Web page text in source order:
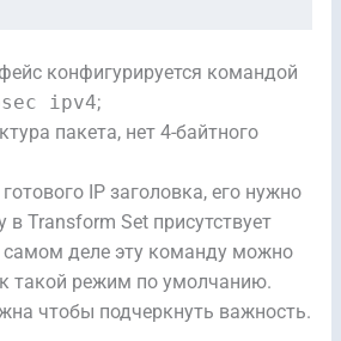
конфигурируется командой
ipv4;
пакета, нет 4-байтного
IP заголовка, его нужно
Transform Set присутствует
самом деле эту команду можно
такой режим по умолчанию.
чтобы подчеркнуть важность.